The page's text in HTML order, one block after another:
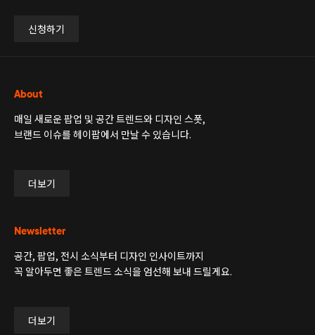
신청하기
About
매일 새로운 팝업 및 공간 트렌드와 디자인 스폿,
브랜드 이슈를 헤이팝에서 만날 수 있습니다.
더보기
Newsletter
공간, 팝업, 전시 소식부터 디자인 인사이트까지
꼭 알아두면 좋은 트렌드 소식을 엄선해 보내 드릴게요.
더보기